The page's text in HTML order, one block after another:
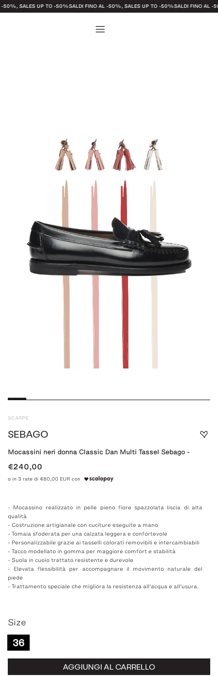
UP TO -50%SALDI FINO AL -50%, SALES UP TO -50%SALDI FINO AL -50%,
SCARPE
SEBAGO
Mocassini neri donna Classic Dan Multi Tassel Sebago -
€240,00
o in 3 rate di €80,00 EUR con
- Mocassino realizzato in pelle pieno fiore spazzolata liscia di alta
qualità
- Costruzione artigianale con cuciture eseguite a mano
- Tomaia sfoderata per una calzata leggera e confortevole
- Personalizzabile grazie ai tasselli colorati removibili e intercambiabili
- Tacco modellato in gomma per maggiore comfort e stabilità
- Suola in cuoio trattato resistente e durevole
- Elevata flessibilità per accompagnare il movimento naturale del
piede
- Trattamento speciale che migliora la resistenza all'acqua e all'usura.
Size
36
AGGIUNGI AL CARRELLO